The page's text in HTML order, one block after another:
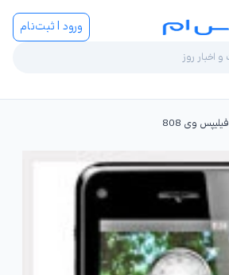
ورود | ثبت‌نام
فیلیپس وی 808